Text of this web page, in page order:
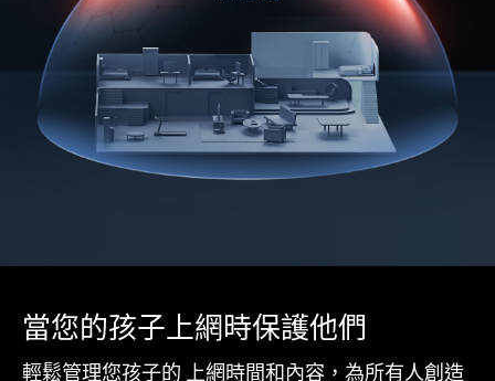
當您的孩子上網時保護他們
輕鬆管理您孩子的 上網時間和內容，為所有人創造